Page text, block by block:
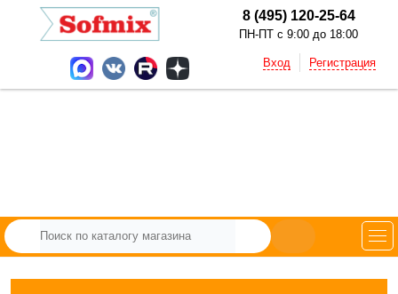
8 (495) 120-25-64
ПН-ПТ с 9:00 до 18:00
Вход Регистрация